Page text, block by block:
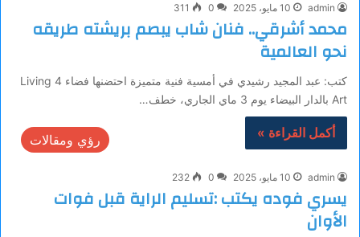
admin 10 مايو، 2025 0
311
محمد أشرقي.. فنان شاب يبصم بريشته طريقه
نحو العالمية
كتب: عبد المجيد رشيدي في أمسية فنية متميزة احتضنها فضاء Living 4
Art بالدار البيضاء يوم 3 ماي الجاري، خطف…
أكمل القراءة » رؤي ومقالات
admin 10 مايو، 2025 0
232
يسري فوده يكتب :تسليم الراية قبل فوات
الأوان